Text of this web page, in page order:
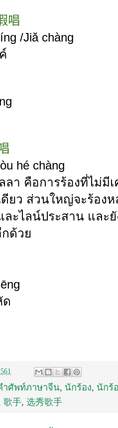
唱
/Jiǎ chàng
hé chàng
ลา คือการร้องที่ไม่มี
ดียว ส่วนใหญ่จะร้อง
ละไลน์ประสาน และยั
ด้วย
ด
ำศัพท์ภาษาจีน, นักร้อง, นักร้
歌手, 选秀歌手